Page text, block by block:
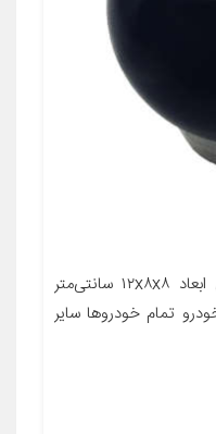
معرفی محصول جزئیات محصول ابعاد ۱۲x۸x۸ سانتی‌متر
تمام خودروها سایر